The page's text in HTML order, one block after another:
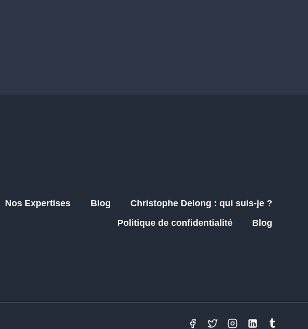
Nos Expertises Blog
Christophe Delong : qui suis-je ?
Politique de confidentialité
Blog